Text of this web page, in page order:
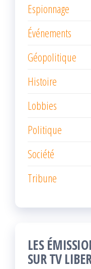
Espionnage
Événements
Géopolitique
Histoire
Lobbies
Politique
Société
Tribune
LES
SUR TV